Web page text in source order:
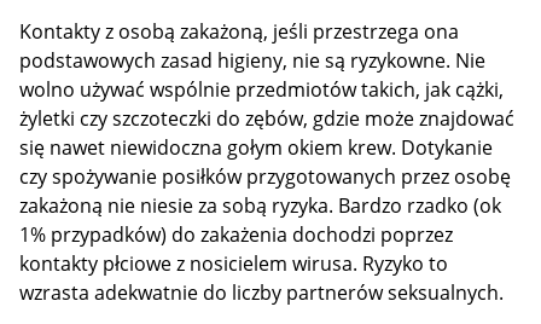
Kontakty z osobą zakażoną, jeśli przestrzega ona
podstawowych zasad higieny, nie są ryzykowne. Nie
wolno używać wspólnie przedmiotów takich, jak cążki,
żyletki czy szczoteczki do zębów, gdzie może znajdować
się nawet niewidoczna gołym okiem krew. Dotykanie
czy spożywanie posiłków przygotowanych przez osobę
zakażoną nie niesie za sobą ryzyka. Bardzo rzadko (ok
1% przypadków) do zakażenia dochodzi poprzez
kontakty płciowe z nosicielem wirusa. Ryzyko to
wzrasta adekwatnie do liczby partnerów seksualnych.